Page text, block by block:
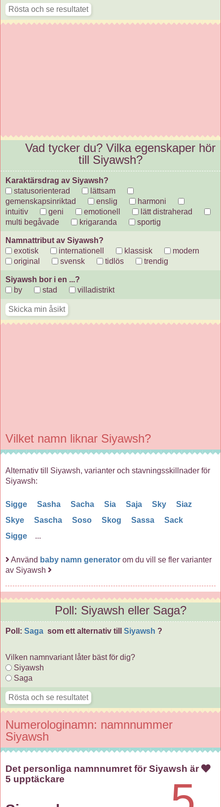
Vad tycker du? Vilka egenskaper hör
till Siyawsh?
Karaktärsdrag av Siyawsh?
statusorienterad
lättsam
gemenskapsinriktad
enslig
harmoni
intuitiv
geni emotionell
lätt distraherad
multi begåvade
krigaranda sportig
Namnattribut av Siyawsh?
exotisk
internationell klassisk
modern
original
svensk tidlös trendig
Siyawsh bor i en ...?
by
stad villadistrikt
Vilket namn liknar Siyawsh?
Alternativ till Siyawsh, varianter och stavningsskillnader för
Siyawsh:
Sigge Sasha Sacha Sia Saja Sky
Siaz
Skye
Sascha Soso Skog Sassa
Sack
Sigge
...
Använd baby namn generator om du vill se fler varianter
av Siyawsh
Poll: Siyawsh eller Saga?
Poll: Saga som ett alternativ till Siyawsh ?
Vilken namnvariant låter bäst för dig?
Siyawsh
Saga
Numerologinamn: namnnummer
Siyawsh
Det personliga namnnumret för Siyawsh är
5 upptäckare